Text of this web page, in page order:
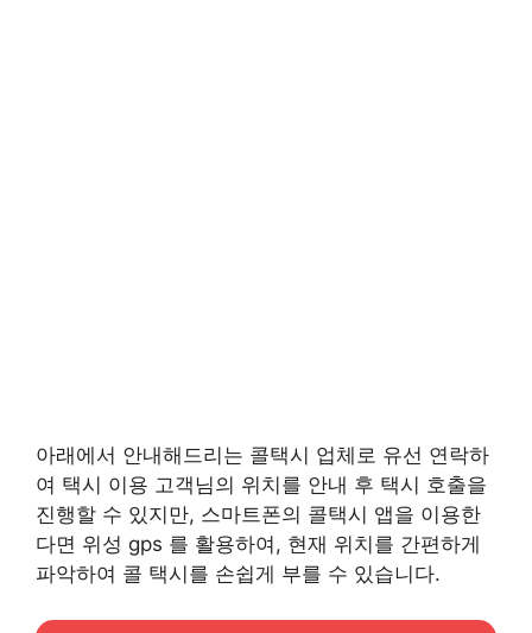
아래에서 안내해드리는 콜택시 업체로 유선 연락하
여 택시 이용 고객님의 위치를 안내 후 택시 호출을
진행할 수 있지만, 스마트폰의 콜택시 앱을 이용한
다면 위성 gps 를 활용하여, 현재 위치를 간편하게
파악하여 콜 택시를 손쉽게 부를 수 있습니다.